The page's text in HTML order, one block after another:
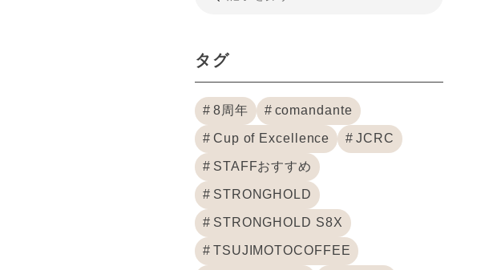
タグ
8周年 comandante
Cup of Excellence JCRC
STAFFおすすめ
STRONGHOLD
STRONGHOLD S8X
TSUJIMOTOCOFFEE